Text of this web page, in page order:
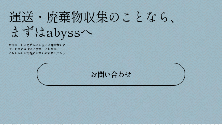
運送・廃棄物収集のことなら、
まずはabyssへ
物流は、日々の豊かさを支える原動力です
サービスに関するご質問・ご相談は、
こちらからお気軽に​お問い合わせください
お問い合わせ